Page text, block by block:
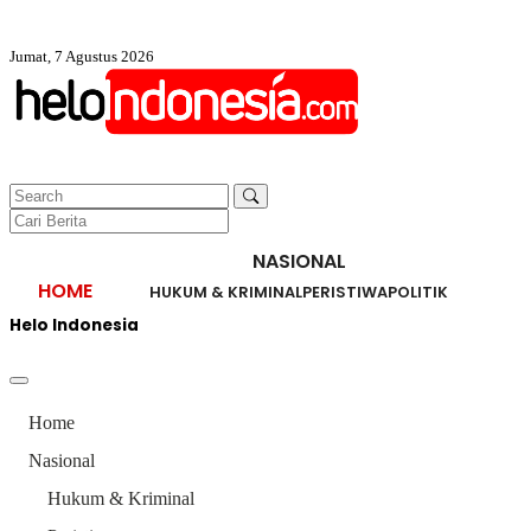
Jumat, 7 Agustus 2026
HOME
NASIONAL
HUKUM & KRIMINALPERISTIWAPOLITIK
Helo Indonesia
Home
Nasional
Hukum & Kriminal